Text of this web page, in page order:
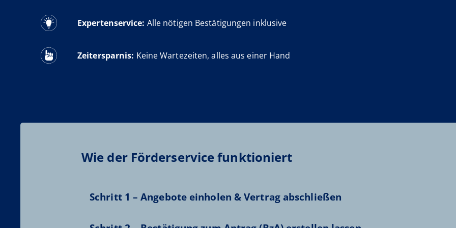
Expertenservice: Alle nötigen Bestätigungen inklusive
Zeitersparnis: Keine Wartezeiten, alles aus einer Hand
Wie der Förderservice funktioniert
Schritt 1 –Angebote einholen & Vertrag abschließen